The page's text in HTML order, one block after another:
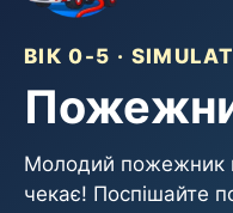
ВІК 0-5 ·
Молодий
чекає! Поспішайте